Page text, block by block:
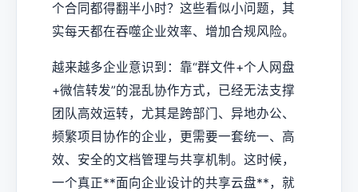
个合同都得翻半小时？这些看似小问题，其
实每天都在吞噬企业效率、增加合规风险。
越来越多企业意识到：靠“群文件+个人网盘
+微信转发”的混乱协作方式，已经无法支撑
团队高效运转，尤其是跨部门、异地办公、
频繁项目协作的企业，更需要一套统一、高
效、安全的文档管理与共享机制。这时候，
一个真正**面向企业设计的共享云盘**，就